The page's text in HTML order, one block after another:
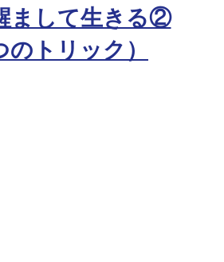
まして生きる②
のトリック）